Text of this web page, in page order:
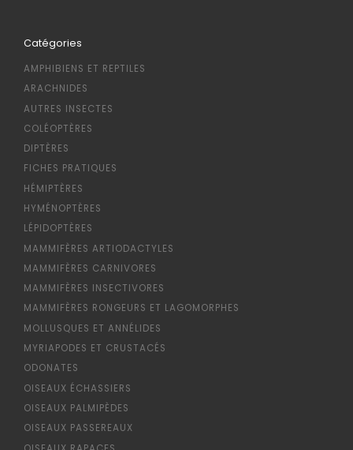
Catégories
AMPHIBIENS ET REPTILES
ARACHNIDES
AUTRES INSECTES
COLÉOPTÈRES
DIPTÈRES
FICHES PRATIQUES
HÉMIPTÈRES
HYMÉNOPTÈRES
LÉPIDOPTÈRES
MAMMIFÈRES ARTIODACTYLES
MAMMIFÈRES CARNIVORES
MAMMIFÈRES INSECTIVORES
MAMMIFÈRES RONGEURS ET LAGOMORPHES
MOLLUSQUES ET ANNÉLIDES
MYRIAPODES ET CRUSTACÉS
ODONATES
OISEAUX ÉCHASSIERS
OISEAUX PALMIPÈDES
OISEAUX PASSEREAUX